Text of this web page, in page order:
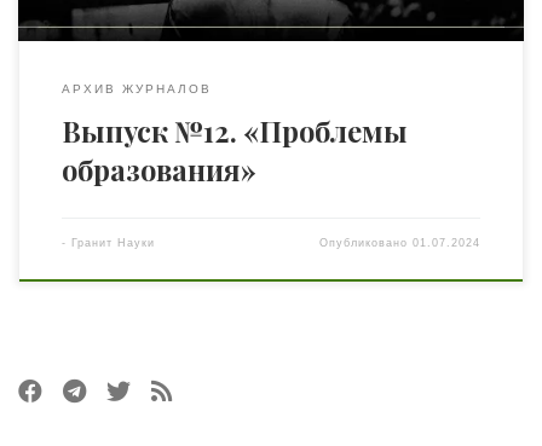
АРХИВ ЖУРНАЛОВ
Выпуск №12. «Проблемы
образования»
- Гранит Науки Опубликовано01.07.2024